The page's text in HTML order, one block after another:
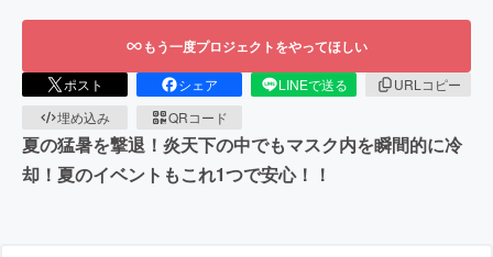
もう一度プロジェクトをやってほしい
ポスト シェア LINEで送る
URLコピー
埋め込み
QRコード
夏の猛暑を撃退！炎天下の中でもマスク内を瞬間的に冷
却！夏のイベントもこれ1つで安心！！